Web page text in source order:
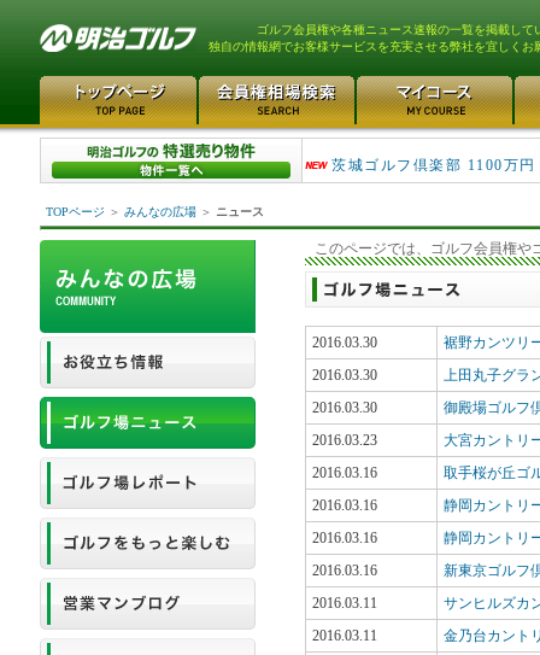
ゴルフ会員権や各種ニュース速報の一覧を掲載して
独自の情報網でお客様サービスを充実させる弊社を宜しくお
大洗ゴルフ倶楽部 290万
茨城ゴルフ倶楽部 1100万円
TOPページ ＞ みんなの広場 ＞ ニュース
このページでは、ゴルフ会員権や
2016.03.30
裾野カンツリ
2016.03.30
上田丸子グラ
2016.03.30
御殿場ゴルフ
2016.03.23
大宮カントリ
2016.03.16
取手桜が丘ゴ
2016.03.16
静岡カントリ
2016.03.16
静岡カントリ
2016.03.16
新東京ゴルフ
2016.03.11
サンヒルズカ
2016.03.11
金乃台カント